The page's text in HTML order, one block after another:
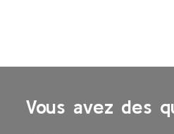
Vous avez des